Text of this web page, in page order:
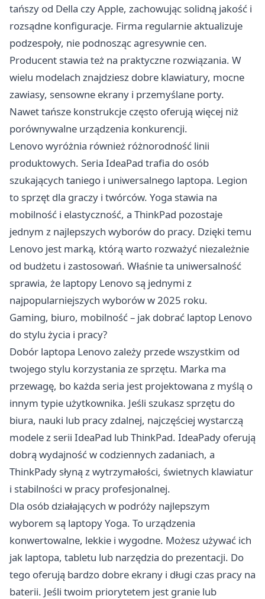
tańszy od Della czy Apple, zachowując solidną jakość i
rozsądne konfiguracje. Firma regularnie aktualizuje
podzespoły, nie podnosząc agresywnie cen.
Producent stawia też na praktyczne rozwiązania. W
wielu modelach znajdziesz dobre klawiatury, mocne
zawiasy, sensowne ekrany i przemyślane porty.
Nawet tańsze konstrukcje często oferują więcej niż
porównywalne urządzenia konkurencji.
Lenovo wyróżnia również różnorodność linii
produktowych. Seria IdeaPad trafia do osób
szukających taniego i uniwersalnego laptopa. Legion
to sprzęt dla graczy i twórców. Yoga stawia na
mobilność i elastyczność, a ThinkPad pozostaje
jednym z najlepszych wyborów do pracy. Dzięki temu
Lenovo jest marką, którą warto rozważyć niezależnie
od budżetu i zastosowań. Właśnie ta uniwersalność
sprawia, że laptopy Lenovo są jednymi z
najpopularniejszych wyborów w 2025 roku.
Gaming, biuro, mobilność – jak dobrać laptop Lenovo
do stylu życia i pracy?
Dobór laptopa Lenovo zależy przede wszystkim od
twojego stylu korzystania ze sprzętu. Marka ma
przewagę, bo każda seria jest projektowana z myślą o
innym typie użytkownika. Jeśli szukasz sprzętu do
biura, nauki lub pracy zdalnej, najczęściej wystarczą
modele z serii IdeaPad lub ThinkPad. IdeaPady oferują
dobrą wydajność w codziennych zadaniach, a
ThinkPady słyną z wytrzymałości, świetnych klawiatur
i stabilności w pracy profesjonalnej.
Dla osób działających w podróży najlepszym
wyborem są laptopy Yoga. To urządzenia
konwertowalne, lekkie i wygodne. Możesz używać ich
jak laptopa, tabletu lub narzędzia do prezentacji. Do
tego oferują bardzo dobre ekrany i długi czas pracy na
baterii. Jeśli twoim priorytetem jest granie lub